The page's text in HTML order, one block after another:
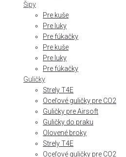
Šipy
Pre kuše
Pre luky
Pre fúkačky
Pre kuše
Pre luky
Pre fúkačky
Guličky
Strely T4E
Oceľové guličky pre CO2
Guličky pre Airsoft
Guličky do praku
Olovené broky
Strely T4E
Oceľové guličky pre CO2